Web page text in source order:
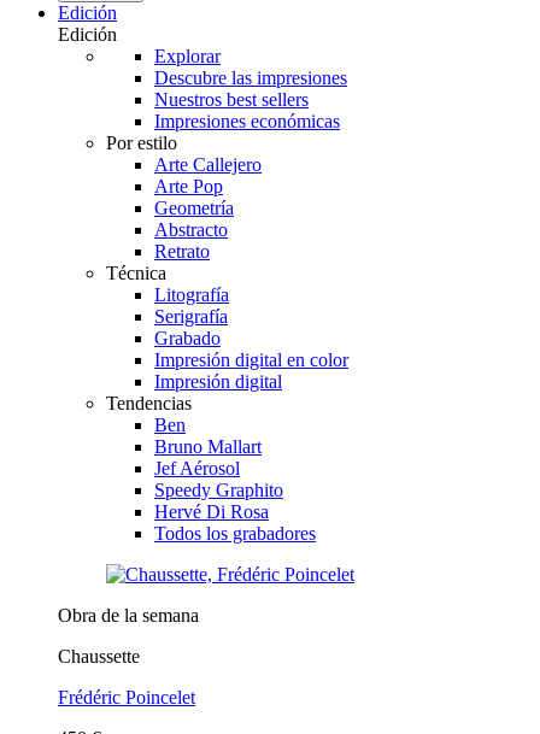
Edición
Edición
Explorar
Descubre las impresiones
Nuestros best sellers
Impresiones económicas
Por estilo
Arte Callejero
Arte Pop
Geometría
Abstracto
Retrato
Técnica
Litografía
Serigrafía
Grabado
Impresión digital en color
Impresión digital
Tendencias
Ben
Bruno Mallart
Jef Aérosol
Speedy Graphito
Hervé Di Rosa
Todos los grabadores
Obra de la semana
Chaussette
Frédéric Poincelet